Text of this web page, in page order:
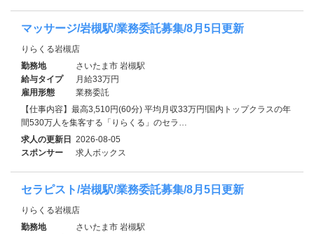
マッサージ/岩槻駅/業務委託募集/8月5日更新
りらくる岩槻店
勤務地
さいたま市 岩槻駅
給与タイプ
月給33万円
雇用形態
業務委託
【仕事内容】最高3,510円(60分) 平均月収33万円!国内トップクラスの年
間530万人を集客する「りらくる」のセラ…
求人の更新日 2026-08-05
スポンサー
求人ボックス
セラピスト/岩槻駅/業務委託募集/8月5日更新
りらくる岩槻店
勤務地
さいたま市 岩槻駅